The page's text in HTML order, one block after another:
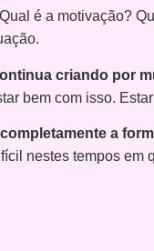
é a motivação?
criando por
bem com isso.
a
nestes tempos em